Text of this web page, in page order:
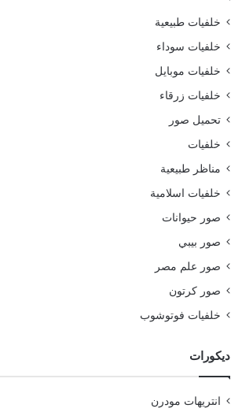
خلفيات طبيعية
خلفيات سوداء
خلفيات موبايل
خلفيات زرقاء
تحميل صور
خلفيات
مناظر طبيعية
خلفيات اسلامية
صور حيوانات
صور بيبي
صور علم مصر
صور كرتون
خلفيات فوتوشوب
ديكورات
انتريهات مودرن